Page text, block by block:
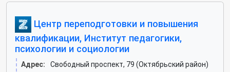
Центр переподготовки и повышения
квалификации, Институт педагогики,
психологии и социологии
Адрес:
Свободный проспект, 79 (Октябрьский район)